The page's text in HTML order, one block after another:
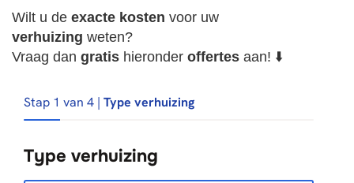
Wilt u de exacte kosten voor uw
verhuizing weten?
Vraag dan gratis hieronder offertes aan! ⬇️